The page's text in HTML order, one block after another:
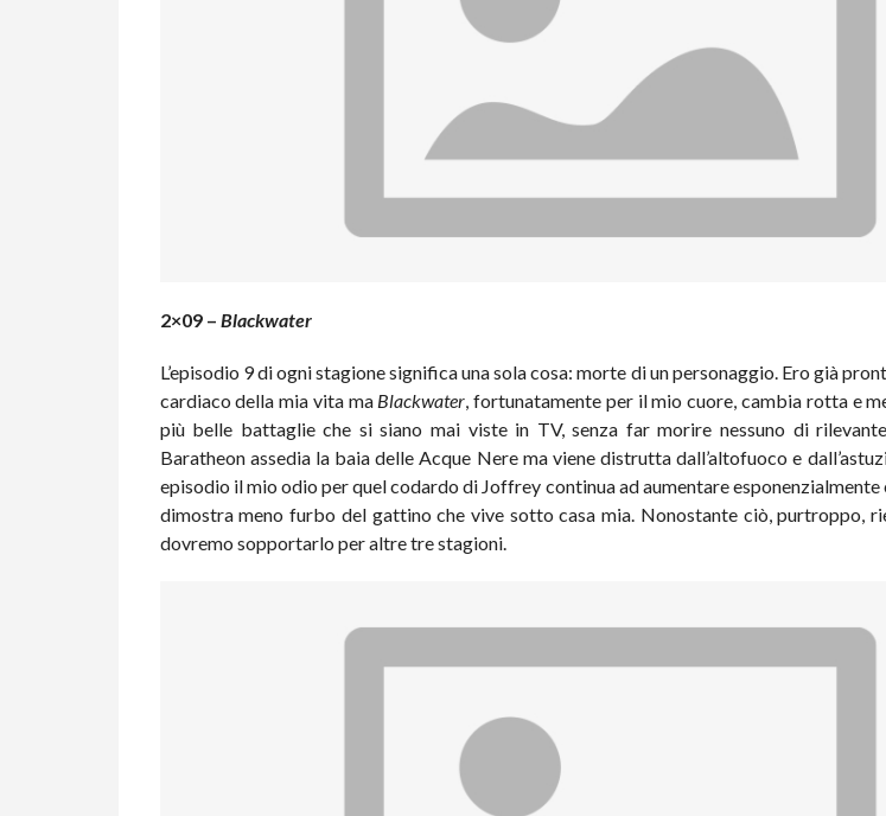
2×09 – Blackwater
L’episodio 9 di ogni stagione significa una sola cosa: morte di un personaggio. Ero già
cardiaco della mia vita ma Blackwater, fortunatamente per il mio cuore, cambia rotta e
più belle battaglie che si siano mai viste in TV, senza far morire nessuno di
Baratheon assedia la baia delle Acque Nere ma viene distrutta dall’altofuoco e
episodio il mio odio per quel codardo di Joffrey continua ad aumentare esponenzialmente
dimostra meno furbo del gattino che vive sotto casa mia. Nonostante ciò, purtroppo,
dovremo sopportarlo per altre tre stagioni.